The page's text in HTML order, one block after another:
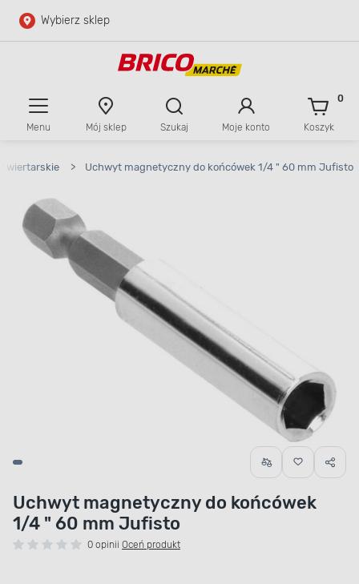
Przejdź do głównej zawartości
Wybierz sklep
Menu Mój sklep Szukaj Moje konto Koszyk
0
wiertarskie > Uchwyt magnetyczny do końcówek 1/4 " 60 mm Jufisto
Uchwyt magnetyczny do końcówek
1/4 " 60 mm Jufisto
0 opinii Oceń produkt